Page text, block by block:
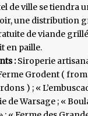
de ville se
une distribution
de viande
en paille.
:Siroperie
Grodent (
) ; «
de Warsage ; «